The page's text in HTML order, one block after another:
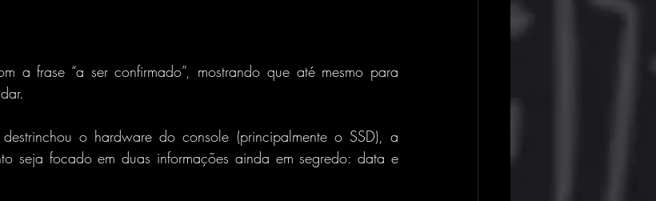
a frase “a ser confirmado”, mostrando que até mesmo para
o hardware do console (principalmente o SSD), a
seja focado em duas informações ainda em segredo: data e